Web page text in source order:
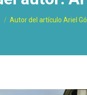
aquí:
Autor del artículo Ariel